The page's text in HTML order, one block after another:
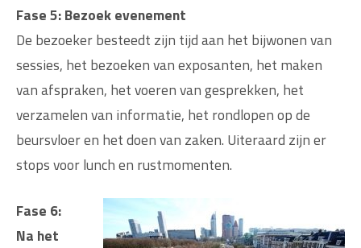
Fase 5: Bezoek evenement
De bezoeker besteedt zijn tijd aan het bijwonen van
sessies, het bezoeken van exposanten, het maken
van afspraken, het voeren van gesprekken, het
verzamelen van informatie, het rondlopen op de
beursvloer en het doen van zaken. Uiteraard zijn er
stops voor lunch en rustmomenten.
Fase 6:
Na het